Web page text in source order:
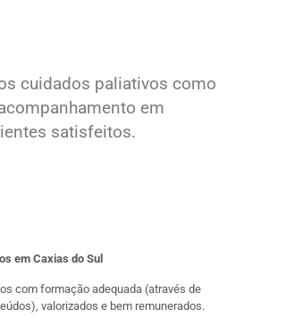
cuidados paliativos como
em
satisfeitos.
em Caxias do Sul
com formação adequada (através de
valorizados e bem remunerados.